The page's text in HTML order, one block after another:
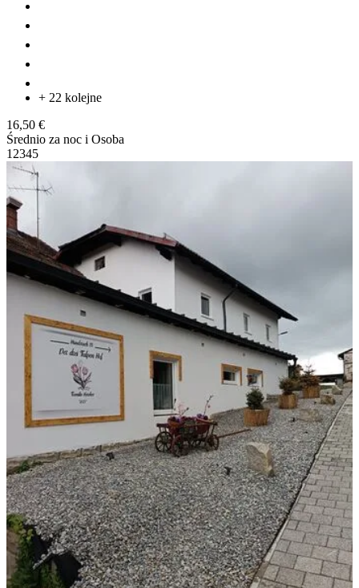
+ 22 kolejne
16,50 €
Średnio za noc i Osoba
1 2345